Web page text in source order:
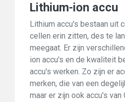
Lithium-ion accu
Lithium accu's bestaan uit
cellen erin zitten, des te
meegaat. Er zijn
ion accu's en de kwaliteit
accu's werken. Zo zijn er
merken, die van een
maar er zijn ook accu's van